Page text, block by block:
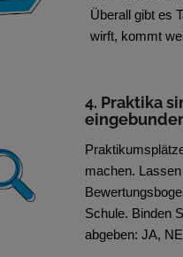
Überall gibt es
wirft, kommt
4. Praktika
machen.
Schule. Binden
abgeben: JA,